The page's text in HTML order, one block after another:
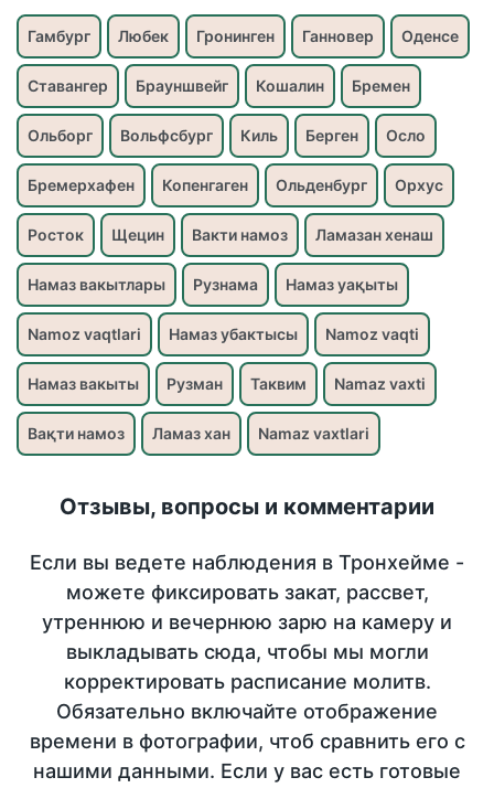
Гамбург Любек Гронинген Ганновер Оденсе
Ставангер Брауншвейг Кошалин Бремен
Ольборг Вольфсбург Киль Берген Осло
Бремерхафен Копенгаген Ольденбург Орхус
Росток Щецин Вакти намоз Ламазан хенаш
Намаз вакытлары Рузнама Намаз уақыты
Namoz vaqtlari Намаз убактысы Namoz vaqti
Намаз вакыты Рузман Таквим Namaz vaxti
Вақти намоз Ламаз хан Namaz vaxtlari
Отзывы, вопросы и комментарии
Если вы ведете наблюдения в Тронхейме -
можете фиксировать закат, рассвет,
утреннюю и вечернюю зарю на камеру и
выкладывать сюда, чтобы мы могли
корректировать расписание молитв.
Обязательно включайте отображение
времени в фотографии, чтоб сравнить его с
нашими данными. Если у вас есть готовые